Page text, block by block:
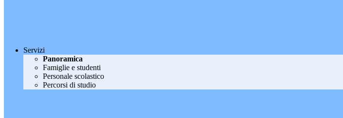
Servizi
Panoramica
Famiglie e studenti
Personale scolastico
Percorsi di studio